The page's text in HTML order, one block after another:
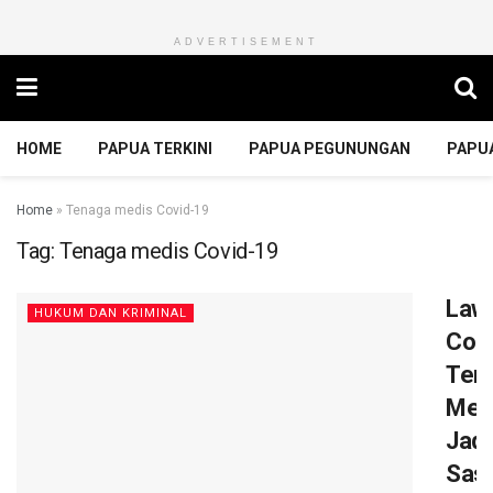
ADVERTISEMENT
HOME PAPUA TERKINI PAPUA PEGUNUNGAN
Home » Tenaga medis Covid-19
Tag: Tenaga medis Covid-19
HUKUM DAN KRIMINAL
Jadi